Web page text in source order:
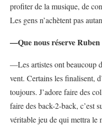
profiter de la musique, de
Les gens n’achètent pas
—Que nous réserve Ruben
—Les artistes ont beaucoup
vent. Certains les finalisent,
toujours. J’adore faire des
faire des back-2-back, c’est
véritable jeu de qui mettra le